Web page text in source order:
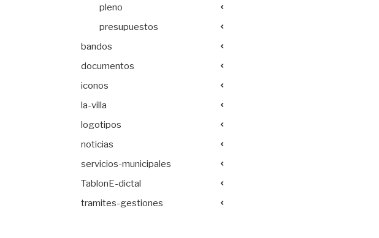
pleno
presupuestos
bandos
documentos
iconos
la-villa
logotipos
noticias
servicios-municipales
TablonE-dictal
tramites-gestiones